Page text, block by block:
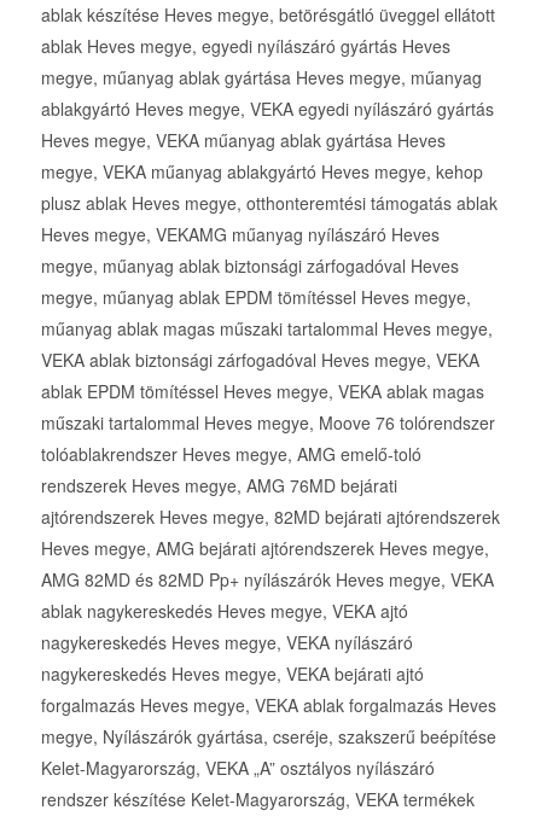
ablak készítése Heves megye, betörésgátló üveggel ellátott
ablak Heves megye, egyedi nyílászáró gyártás Heves
megye, műanyag ablak gyártása Heves megye, műanyag
ablakgyártó Heves megye, VEKA egyedi nyílászáró gyártás
Heves megye, VEKA műanyag ablak gyártása Heves
megye, VEKA műanyag ablakgyártó Heves megye, kehop
plusz ablak Heves megye, otthonteremtési támogatás ablak
Heves megye, VEKAMG műanyag nyílászáró Heves
megye, műanyag ablak biztonsági zárfogadóval Heves
megye, műanyag ablak EPDM tömítéssel Heves megye,
műanyag ablak magas műszaki tartalommal Heves megye,
VEKA ablak biztonsági zárfogadóval Heves megye, VEKA
ablak EPDM tömítéssel Heves megye, VEKA ablak magas
műszaki tartalommal Heves megye, Moove 76 tolórendszer
tolóablakrendszer Heves megye, AMG emelő-toló
rendszerek Heves megye, AMG 76MD bejárati
ajtórendszerek Heves megye, 82MD bejárati ajtórendszerek
Heves megye, AMG bejárati ajtórendszerek Heves megye,
AMG 82MD és 82MD Pp+ nyílászárók Heves megye, VEKA
ablak nagykereskedés Heves megye, VEKA ajtó
nagykereskedés Heves megye, VEKA nyílászáró
nagykereskedés Heves megye, VEKA bejárati ajtó
forgalmazás Heves megye, VEKA ablak forgalmazás Heves
megye, Nyílászárók gyártása, cseréje, szakszerű beépítése
Kelet-Magyarország, VEKA „A” osztályos nyílászáró
rendszer készítése Kelet-Magyarország, VEKA termékek